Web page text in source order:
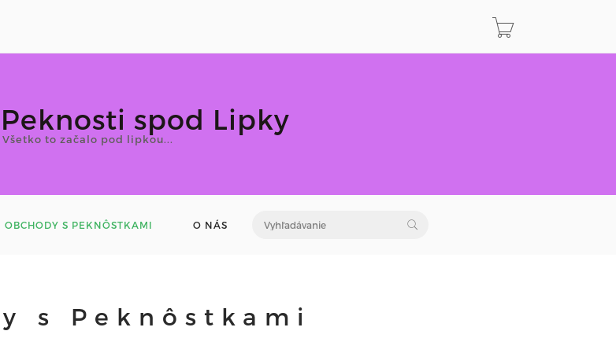
Peknosti spod Lipky
Všetko to začalo pod lipkou...
OBCHODY S PEKNÔSTKAMI O NÁS
s Peknôstkami